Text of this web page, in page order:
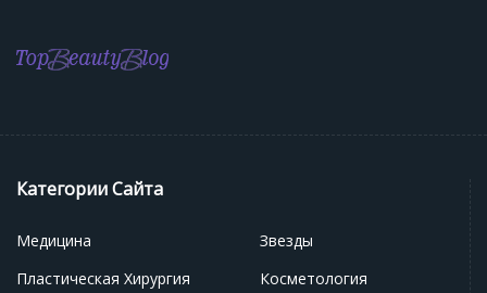
Категории Сайта
Медицина
Звезды
Пластическая Хирургия
Косметология